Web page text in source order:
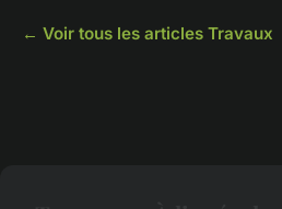
← Voir tous les articles Travaux